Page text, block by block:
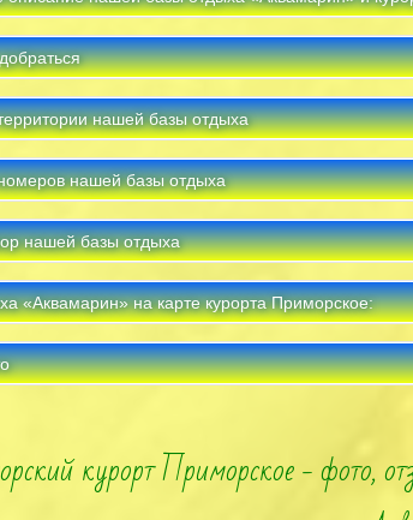
нашей базы отдыха
нашей базы отдыха
нашей базы отдыха
«Аквамарин» на карте курорта Приморское:
курорт Приморское - фото,